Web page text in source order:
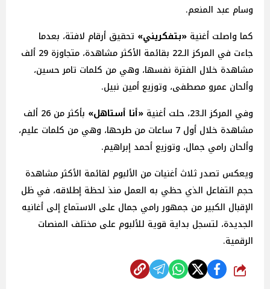
وسام عبد المنعم.
كما واصلت أغنية «بتفكريني» تحقيق أرقام لافتة، بعدما
جاءت في المركز الـ22 بقائمة الأكثر مشاهدة، متجاوزة 29 ألف
مشاهدة خلال الفترة نفسها، وهي من كلمات تامر حسين،
وألحان عمرو مصطفى، وتوزيع أمين نبيل.
وفي المركز الـ23، حلت أغنية
«أنا أستاهل»
بأكثر من 26 ألف
مشاهدة خلال أول 7 ساعات من طرحها، وهي من كلمات عليم،
وألحان رامي جمال، وتوزيع أحمد إبراهيم.
ويعكس تصدر ثلاث أغنيات من الألبوم لقائمة الأكثر مشاهدة
حجم التفاعل الذي حظي به العمل منذ لحظة إطلاقه، في ظل
الإقبال الكبير من جمهور رامي جمال على الاستماع إلى أغانيه
الجديدة، لتسجل بداية قوية للألبوم على مختلف المنصات
الرقمية.
شارك